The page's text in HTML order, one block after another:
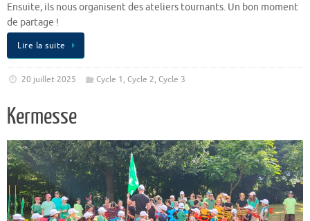
Ensuite, ils nous organisent des ateliers tournants. Un bon moment
de partage !
Lire la suite
20 juillet 2025 Cycle 1,Cycle 2,Cycle 3
Kermesse